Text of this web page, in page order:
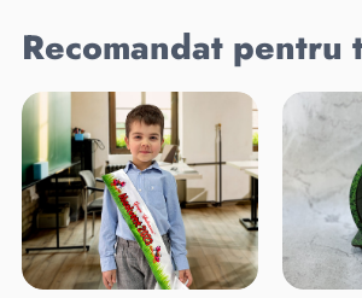
Recomandat pentru